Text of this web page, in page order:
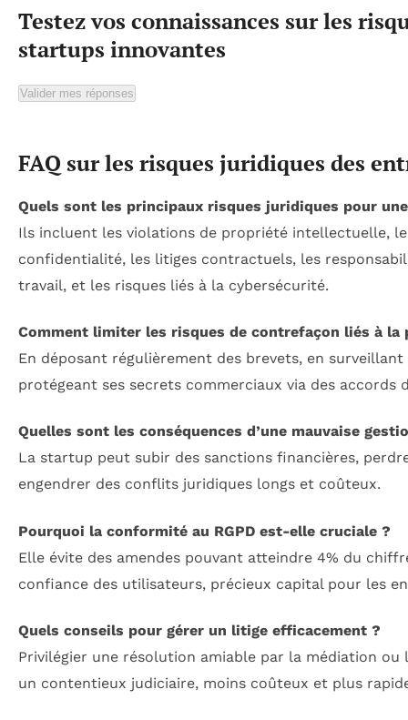
Testez vos connaissances sur les
startups innovantes
Valider mes réponses
FAQ sur les risques juridiques des
Quels sont les principaux risques juridiques pour
Ils incluent les violations de propriété intellectuelle,
confidentialité, les litiges contractuels, les
travail, et les risques liés à la cybersécurité.
Comment limiter les risques de contrefaçon liés à
En déposant régulièrement des brevets, en
protégeant ses secrets commerciaux via des
Quelles sont les conséquences d’une mauvaise
La startup peut subir des sanctions financières,
engendrer des conflits juridiques longs et coûteux.
Pourquoi la conformité au RGPD est-elle cruciale ?
Elle évite des amendes pouvant atteindre 4% du
confiance des utilisateurs, précieux capital pour les
Quels conseils pour gérer un litige efficacement ?
Privilégier une résolution amiable par la médiation ou
un contentieux judiciaire, moins coûteux et plus